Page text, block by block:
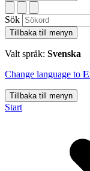
Sök
Tillbaka till menyn
Valt språk: Svenska
Change language to
Tillbaka till menyn
Start